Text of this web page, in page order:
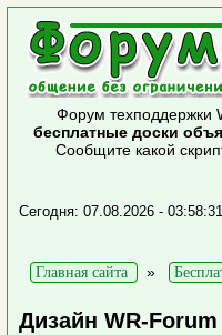
Форум техподдержки
бесплатные доски
Сообщите какой
Сегодня: 07.08.2026 - 03:58:31
Главная сайта »
Дизайн WR-Forum